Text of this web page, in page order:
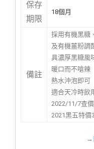
保存
期限
18個月
備註
採用有機黑糖
及有機薑粉調
具濃厚黑糖風
暖口而不嗆辣
熱水沖泡即可
適合天冷時飲
2022/11/7查
2021黑五特價
→